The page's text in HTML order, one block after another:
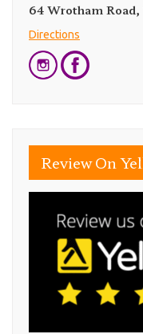
64 Wrotham
Directions
Review On